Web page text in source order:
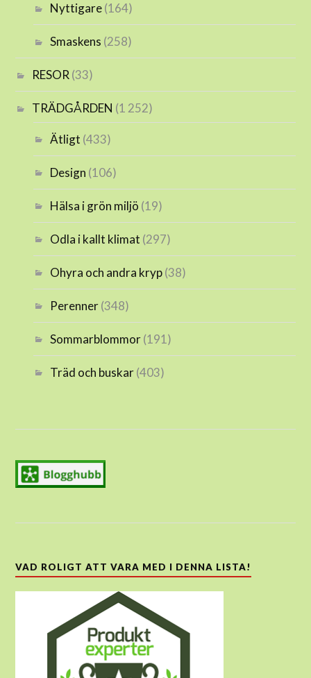
Nyttigare(164)
Smaskens (258)
RESOR(33)
TRÄDGÅRDEN (1 252)
Ätligt (433)
Design (106)
Hälsa i grön miljö (19)
Odla i kallt klimat (297)
Ohyra och andra kryp(38)
Perenner(348)
Sommarblommor(191)
Träd och buskar(403)
VAD ROLIGT ATT VARA MED I DENNA LISTA!